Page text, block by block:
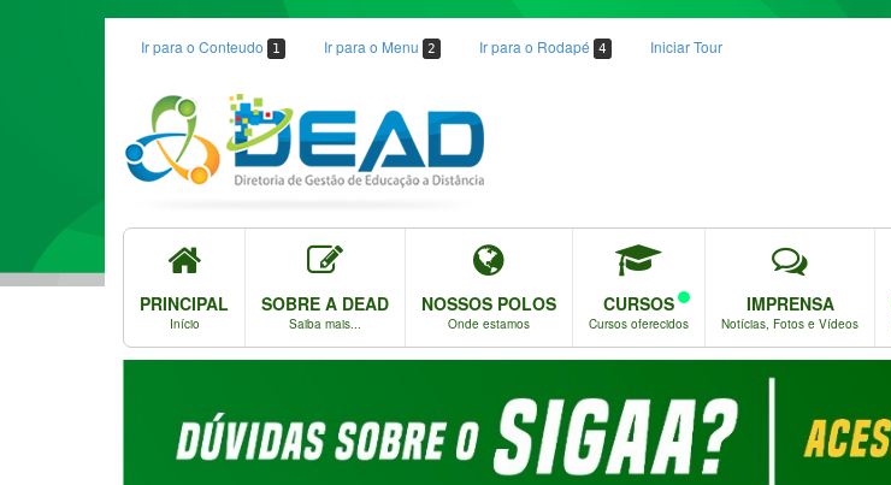
Ir para o Conteudo 1 Ir para o Menu 2 Ir para o Rodapé 4 Iniciar Tour
PRINCIPAL
Início
SOBRE A DEAD
Saiba mais...
NOSSOS POLOS
Onde estamos
CURSOS
Cursos oferecidos
IMPRENSA
Notícias, Fotos e Vídeos